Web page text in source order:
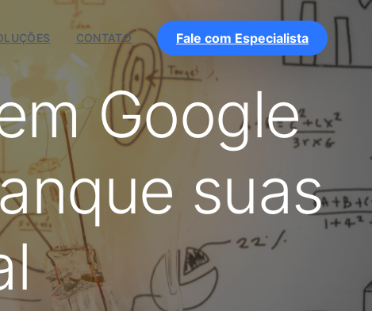
CONTATO Fale com Especialista
Google
suas